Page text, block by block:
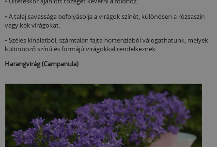
• A talaj savassága befolyásolja a virágok színét, különösen a rózsaszín
vagy kék virágokat.
• Széles kínálatból, számtalan fajta hortenziából válogathatunk, melyek
különböző színű és formájú virágokkal rendelkeznek.
Harangvirág (Campanula)